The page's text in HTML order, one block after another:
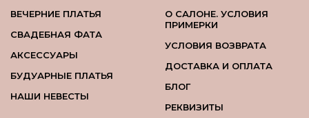
ВЕЧЕРНИЕ ПЛАТЬЯ
СВАДЕБНАЯ ФАТА
АКСЕССУАРЫ
БУДУАРНЫЕ ПЛАТЬЯ
НАШИ НЕВЕСТЫ
О САЛОНЕ. УСЛОВИЯ
ПРИМЕРКИ
УСЛОВИЯ ВОЗВРАТА
ДОСТАВКА И ОПЛАТА
БЛОГ
РЕКВИЗИТЫ